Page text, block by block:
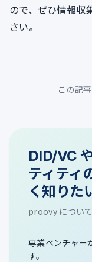
ので、ぜひ情報収
さい。
この記
DID/VC
ティティ
く知りた
proovy について
専業ベンチャー
す。